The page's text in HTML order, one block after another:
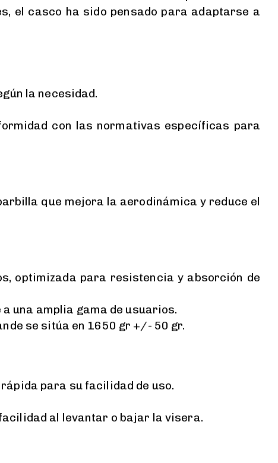
el casco ha sido pensado para adaptarse a
la necesidad.
con las normativas específicas para
que mejora la aerodinámica y reduce el
optimizada para resistencia y absorción de
una amplia gama de usuarios.
se sitúa en 1650 gr +/- 50 gr.
para su facilidad de uso.
al levantar o bajar la visera.